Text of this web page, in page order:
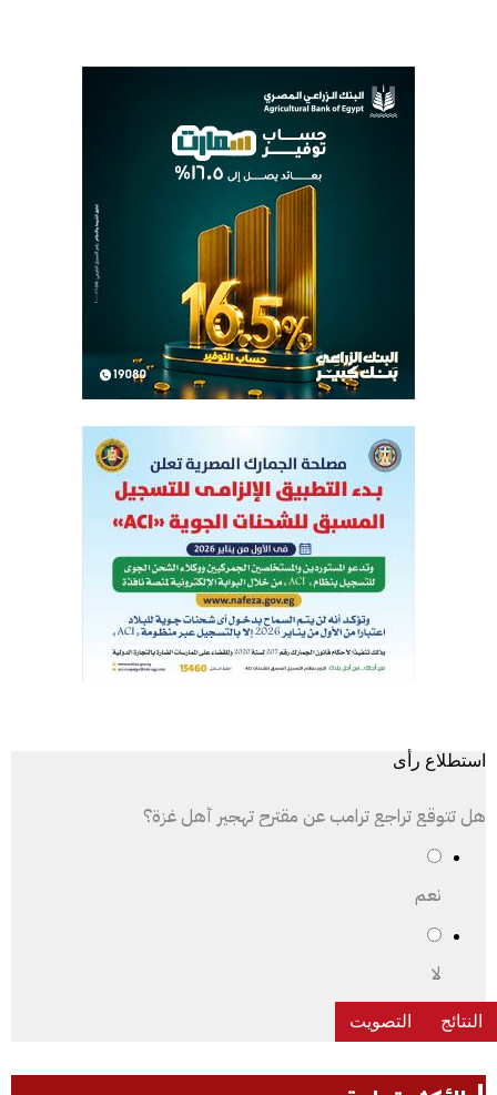
استطلاع رأى
هل تتوقع تراجع ترامب عن مقترح تهجير أهل غزة؟
نعم
لا